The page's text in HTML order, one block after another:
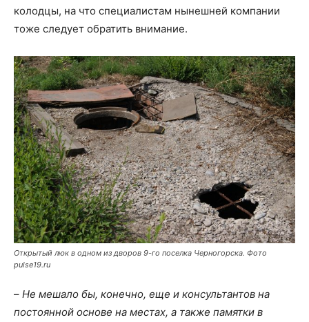
колодцы, на что специалистам нынешней компании
тоже следует обратить внимание.
Открытый люк в одном из дворов 9-го поселка Черногорска. Фото
pulse19.ru
– Не мешало бы, конечно, еще и консультантов на
постоянной основе на местах, а также памятки в